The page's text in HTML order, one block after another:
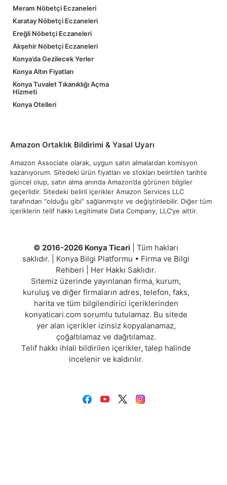
Meram Nöbetçi Eczaneleri
Karatay Nöbetçi Eczaneleri
Ereğli Nöbetçi Eczaneleri
Akşehir Nöbetçi Eczaneleri
Konya’da Gezilecek Yerler
Konya Altın Fiyatları
Konya Tuvalet Tıkanıklığı Açma
Hizmeti
Konya Otelleri
Amazon Ortaklık Bildirimi & Yasal Uyarı
Amazon Associate olarak, uygun satın almalardan komisyon
kazanıyorum. Sitedeki ürün fiyatları ve stokları belirtilen tarihte
güncel olup, satın alma anında Amazon’da görünen bilgiler
geçerlidir. Sitedeki belirli içerikler Amazon Services LLC
tarafından “olduğu gibi” sağlanmıştır ve değiştirilebilir. Diğer tüm
içeriklerin telif hakkı Legitimate Data Company, LLC’ye aittir.
© 2016-2026 Konya Ticari | Tüm hakları
saklıdır. | Konya Bilgi Platformu • Firma ve Bilgi
Rehberi | Her Hakkı Saklıdır.
Sitemiz üzerinde yayınlanan firma, kurum,
kuruluş ve diğer firmaların adres, telefon, faks,
harita ve tüm bilgilendirici içeriklerinden
konyaticari.com sorumlu tutulamaz. Bu sitede
yer alan içerikler izinsiz kopyalanamaz,
çoğaltılamaz ve dağıtılamaz.
Telif hakkı ihlali bildirilen içerikler, talep halinde
incelenir ve kaldırılır.